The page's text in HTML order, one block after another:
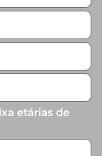
etárias de